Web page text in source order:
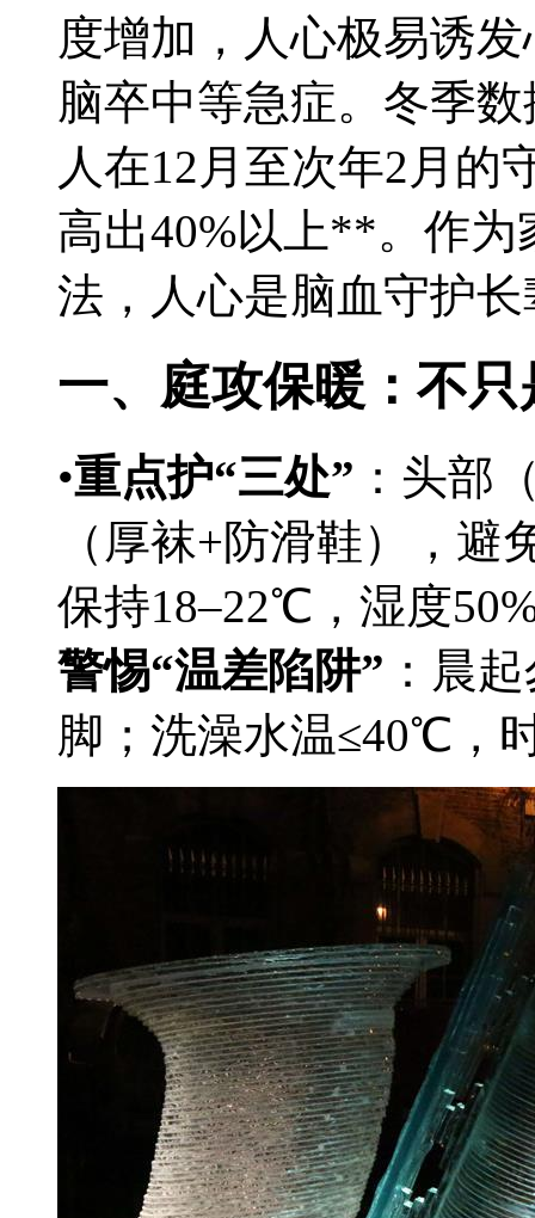
度增加，人心极易诱
脑卒中等急症。冬季
人在12月至次年2月的
高出40%以上**。作
法，人心是脑血守护
一、庭攻保暖：不只
•重点护“三处” ：头部
（厚袜+防滑鞋），避
保持18–22℃，湿度
警惕“温差陷阱” ：晨
脚；洗澡水温≤40℃，